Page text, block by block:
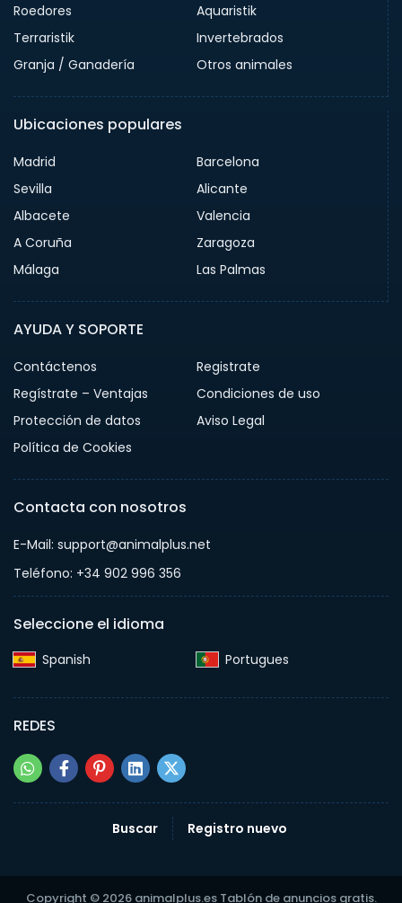
Roedores
Aquaristik
Terraristik
Invertebrados
Granja / Ganadería
Otros animales
Ubicaciones populares
Madrid
Barcelona
Sevilla
Alicante
Albacete
Valencia
A Coruña
Zaragoza
Málaga
Las Palmas
AYUDA Y SOPORTE
Contáctenos
Registrate
Regístrate – Ventajas
Condiciones de uso
Protección de datos
Aviso Legal
Política de Cookies
Contacta con nosotros
E-Mail: support@animalplus.net
Teléfono: +34 902 996 356
Seleccione el idioma
Spanish‎ Portugues‎
REDES
Buscar Registro nuevo
Copyright © 2026 animalplus.es Tablón de anuncios gratis.